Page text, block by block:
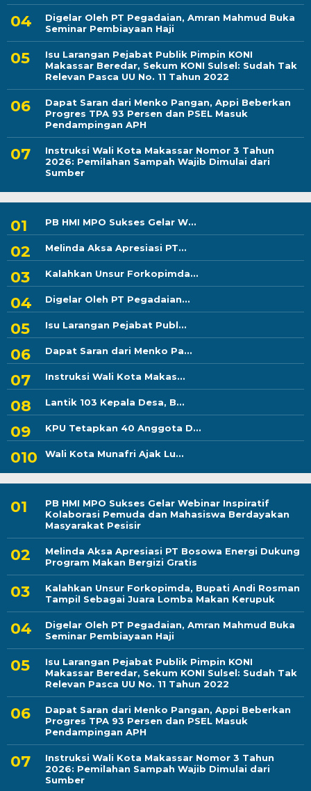
Digelar Oleh PT Pegadaian, Amran Mahmud Buka
Seminar Pembiayaan Haji
Isu Larangan Pejabat Publik Pimpin KONI
Makassar Beredar, Sekum KONI Sulsel: Sudah Tak
Relevan Pasca UU No. 11 Tahun 2022
Dapat Saran dari Menko Pangan, Appi Beberkan
Progres TPA 93 Persen dan PSEL Masuk
Pendampingan APH
Instruksi Wali Kota Makassar Nomor 3 Tahun
2026: Pemilahan Sampah Wajib Dimulai dari
Sumber
PB HMI MPO Sukses Gelar W...
Melinda Aksa Apresiasi PT...
Kalahkan Unsur Forkopimda...
Digelar Oleh PT Pegadaian...
Isu Larangan Pejabat Publ...
Dapat Saran dari Menko Pa...
Instruksi Wali Kota Makas...
Lantik 103 Kepala Desa, B...
KPU Tetapkan 40 Anggota D...
Wali Kota Munafri Ajak Lu...
PB HMI MPO Sukses Gelar Webinar Inspiratif
Kolaborasi Pemuda dan Mahasiswa Berdayakan
Masyarakat Pesisir
Melinda Aksa Apresiasi PT Bosowa Energi Dukung
Program Makan Bergizi Gratis
Kalahkan Unsur Forkopimda, Bupati Andi Rosman
Tampil Sebagai Juara Lomba Makan Kerupuk
Digelar Oleh PT Pegadaian, Amran Mahmud Buka
Seminar Pembiayaan Haji
Isu Larangan Pejabat Publik Pimpin KONI
Makassar Beredar, Sekum KONI Sulsel: Sudah Tak
Relevan Pasca UU No. 11 Tahun 2022
Dapat Saran dari Menko Pangan, Appi Beberkan
Progres TPA 93 Persen dan PSEL Masuk
Pendampingan APH
Instruksi Wali Kota Makassar Nomor 3 Tahun
2026: Pemilahan Sampah Wajib Dimulai dari
Sumber